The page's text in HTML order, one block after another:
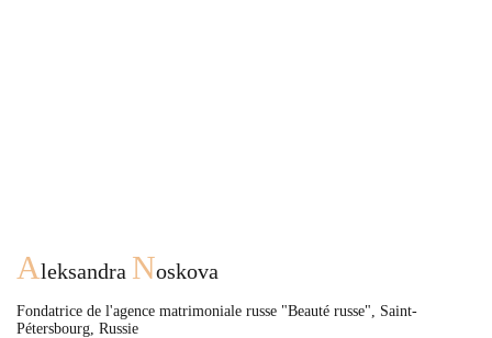
Aleksandra Noskova
Fondatrice de l'agence matrimoniale russe "Beauté russe", Saint-
Pétersbourg, Russie